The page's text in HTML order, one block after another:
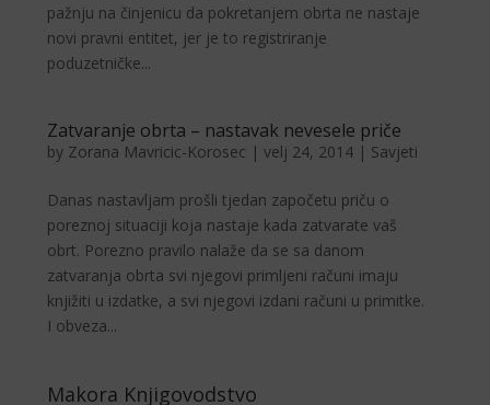
pažnju na činjenicu da pokretanjem obrta ne nastaje
novi pravni entitet, jer je to registriranje
poduzetničke...
Zatvaranje obrta – nastavak nevesele priče
by Zorana Mavricic-Korosec |velj 24, 2014 | Savjeti
Danas nastavljam prošli tjedan započetu priču o
poreznoj situaciji koja nastaje kada zatvarate vaš
obrt. Porezno pravilo nalaže da se sa danom
zatvaranja obrta svi njegovi primljeni računi imaju
knjižiti u izdatke, a svi njegovi izdani računi u primitke.
I obveza...
Makora Knjigovodstvo